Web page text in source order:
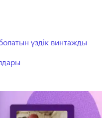
үздік винтажды